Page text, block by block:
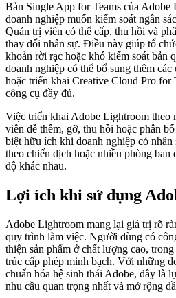
Bản Single App for Teams của
doanh nghiệp muốn kiểm soát ngân
Quản trị viên có thể cấp, thu hồi và
thay đổi nhân sự. Điều này giúp tổ
khoản rời rạc hoặc khó kiểm soát bản
doanh nghiệp có thể bổ sung thêm
hoặc triển khai Creative Cloud Pro for
công cụ đầy đủ.
Việc triển khai Adobe Lightroom theo
viên dễ thêm, gỡ, thu hồi hoặc phân
biệt hữu ích khi doanh nghiệp có
theo chiến dịch hoặc nhiều phòng
độ khác nhau.
Lợi ích khi sử dụng
Adobe Lightroom mang lại giá trị rõ
quy trình làm việc. Người dùng có
thiện sản phẩm ở chất lượng cao,
trúc cấp phép minh bạch. Với những
chuẩn hóa hệ sinh thái Adobe, đây là
nhu cầu quan trọng nhất và mở rộng